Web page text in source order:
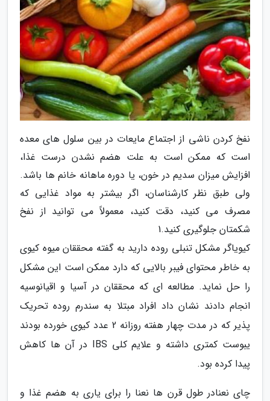
نفخ کردن ناشی از اجتماع مایعات در بین سلول های معده
است که ممکن است به علت هضم نشدن درست غذا،
افزایش میزان سدیم در خون، یا دوره ماهانه خانم ها باشد.
ولی طبق نظر کارشناسان، اگر بیشتر به مواد غذایی که
مصرف می کنید، دقت کنید، معمولاً می توانید از نفخ
شکمتان جلوگیری کنید.1
کیویاگر مشکل تنبلی روده دارید به گفته محققان میوه کیوی
به خاطر محتوای فیبر بالایی که دارد ممکن است این مشکل
را حل نماید. مطالعه ای که محققان در آسیا و اقیانوسیه
انجام دادند نشان داد افراد مبتلا به سندرم روده تحریک
پذیر که در مدت چهار هفته روزانه 2 عدد کیوی خورده بودند
یبوست کمتری داشته و علایم کلی IBS در آن ها کاهش
پیدا کرده بود.
چای نعنادر طول قرن ها نعنا را برای یاری به هضم غذا و